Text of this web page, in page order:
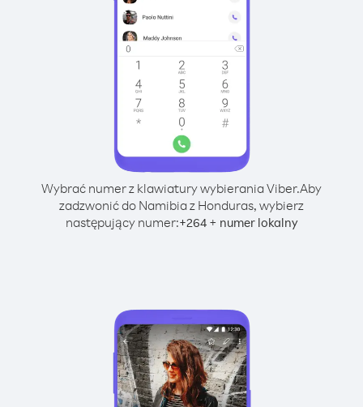
Wybrać numer z klawiatury wybierania Viber.Aby
zadzwonić do Namibia z Honduras, wybierz
następujący numer:+264+ numer lokalny